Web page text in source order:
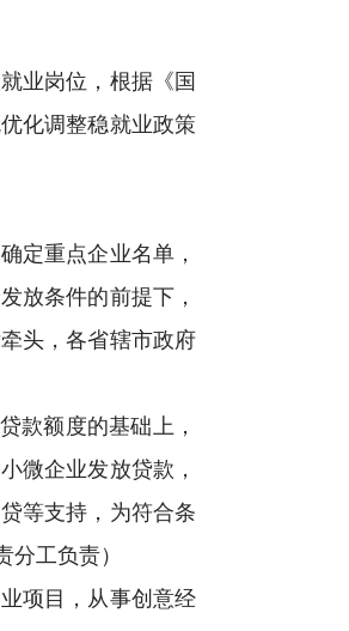
业岗位，根据《国
化调整稳就业政策
定重点企业名单，
放条件的前提下，
头，各省辖市政府
款额度的基础上，
微企业发放贷款，
等支持，为符合条
工负责）
项目，从事创意经